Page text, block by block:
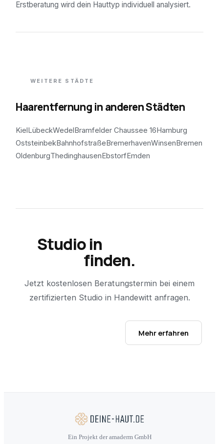
Erstberatung wird dein Hauttyp individuell analysiert.
WEITERE STÄDTE
Haarentfernung in anderen Städten
KielLübeckWedelBramfelder Chaussee 16Hamburg
OststeinbekBahnhofstraßeBremerhavenWinsenBremen
OldenburgThedinghausenEbstorfEmden
Studio in
finden.
Jetzt kostenlosen Beratungstermin bei einem
zertifizierten Studio in Handewitt anfragen.
Mehr erfahren
Ein Projekt der amaderm GmbH